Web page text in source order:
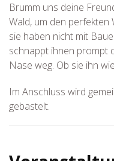
Brumm uns deine
Wald, um den
sie haben nicht mit
schnappt ihnen prompt
Nase weg. Ob sie ihn
Im Anschluss wird
gebastelt.